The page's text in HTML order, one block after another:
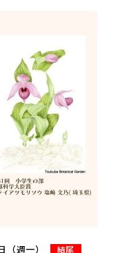
週一） 結尾